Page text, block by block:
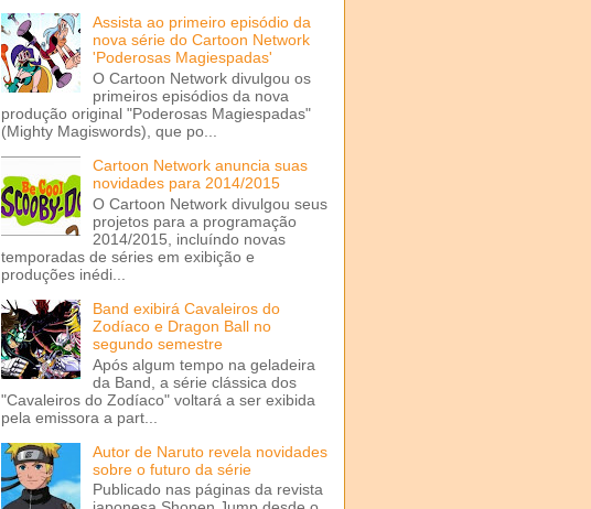
Assista ao primeiro episódio da
nova série do Cartoon Network
'Poderosas Magiespadas'
O Cartoon Network divulgou os
primeiros episódios da nova
produção original "Poderosas Magiespadas"
(Mighty Magiswords), que po...
Cartoon Network anuncia suas
novidades para 2014/2015
O Cartoon Network divulgou seus
projetos para a programação
2014/2015, incluíndo novas
temporadas de séries em exibição e
produções inédi...
Band exibirá Cavaleiros do
Zodíaco e Dragon Ball no
segundo semestre
Após algum tempo na geladeira
da Band, a série clássica dos
"Cavaleiros do Zodíaco" voltará a ser exibida
pela emissora a part...
Autor de Naruto revela novidades
sobre o futuro da série
Publicado nas páginas da revista